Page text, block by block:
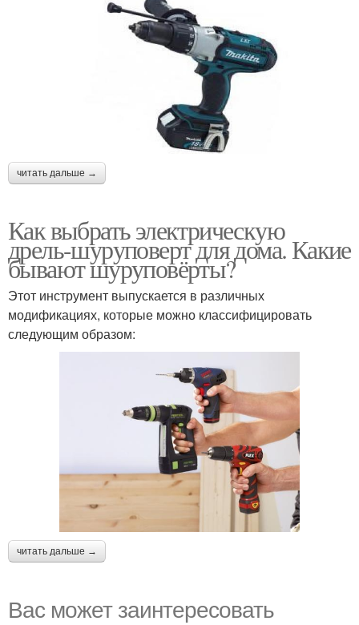
читать дальше →
Как выбрать электрическую
дрель-шуруповерт для дома. Какие
бывают шуруповёрты?
Этот инструмент выпускается в различных
модификациях, которые можно классифицировать
следующим образом:
читать дальше →
Вас может заинтересовать